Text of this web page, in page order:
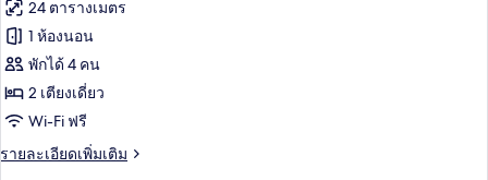
Cleaning
Service)
หลาย
เตียง,
ปลอด
บุหรี่
(without
Cleaning
Service)
ทั้งหมด
ของ
ห้อง
ทวิน,
เตียง
24 ตารางเมตร
1 ห้องนอน
พักได้ 4 คน
2 เตียงเดี่ยว
Wi-Fi ฟรี
รายละเอียดเพิ่มเติม
ราย